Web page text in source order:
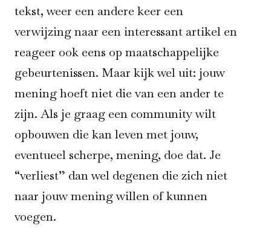
tekst, weer een andere keer een
verwijzing naar een interessant artikel en
reageer ook eens op maatschappelijke
gebeurtenissen. Maar kijk wel uit: jouw
mening hoeft niet die van een ander te
zijn. Als je graag een community wilt
opbouwen die kan leven met jouw,
eventueel scherpe, mening, doe dat. Je
“verliest” dan wel degenen die zich niet
naar jouw mening willen of kunnen
voegen.